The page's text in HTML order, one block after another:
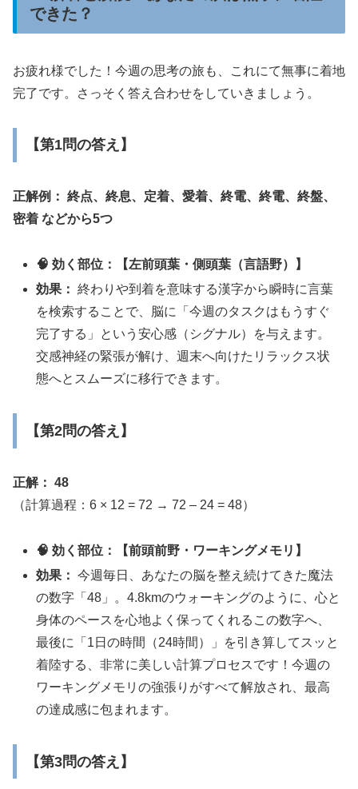
できた？
お疲れ様でした！今週の思考の旅も、これにて無事に着地
完了です。さっそく答え合わせをしていきましょう。
【第1問の答え】
正解例： 終点、終息、定着、愛着、終電、終電、終盤、
密着 などから5つ
🧠 効く部位：【左前頭葉・側頭葉（言語野）】
効果： 終わりや到着を意味する漢字から瞬時に言葉
を検索することで、脳に「今週のタスクはもうすぐ
完了する」という安心感（シグナル）を与えます。
交感神経の緊張が解け、週末へ向けたリラックス状
態へとスムーズに移行できます。
【第2問の答え】
正解： 48
（計算過程：6 × 12 = 72 → 72 – 24 = 48）
🧠 効く部位：【前頭前野・ワーキングメモリ】
効果： 今週毎日、あなたの脳を整え続けてきた魔法
の数字「48」。4.8kmのウォーキングのように、心と
身体のペースを心地よく保ってくれるこの数字へ、
最後に「1日の時間（24時間）」を引き算してスッと
着陸する、非常に美しい計算プロセスです！今週の
ワーキングメモリの強張りがすべて解放され、最高
の達成感に包まれます。
【第3問の答え】